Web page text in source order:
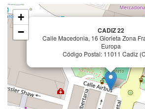
CADIZ 22
Calle Macedonia, 16 Glorieta Zona
Europa
Código Postal: 11011 Cadiz
+
−